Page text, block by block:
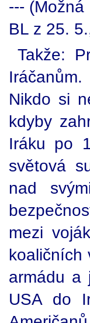
---
BL z 25.
Takže:
Iráčanům.
Nikdo si
kdyby
Iráku po
světová
nad
mezi
koaličních
armádu a
USA do